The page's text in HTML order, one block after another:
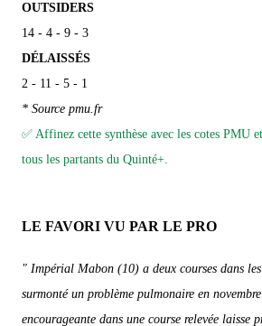
OUTSIDERS
14 - 4 - 9 - 3
DÉLAISSÉS
2 - 11 - 5 - 1
* Source pmu.fr
✅ Affinez cette synthèse avec les cotes PMU
tous les partants du Quinté+.
LE FAVORI VU PAR LE PRO
" Impérial Mabon (10) a deux courses dans
surmonté un problème pulmonaire en
encourageante dans une course relevée laisse